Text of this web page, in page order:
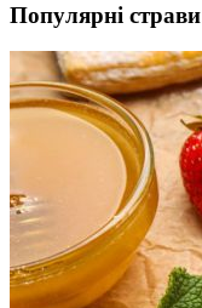
Популярні страви